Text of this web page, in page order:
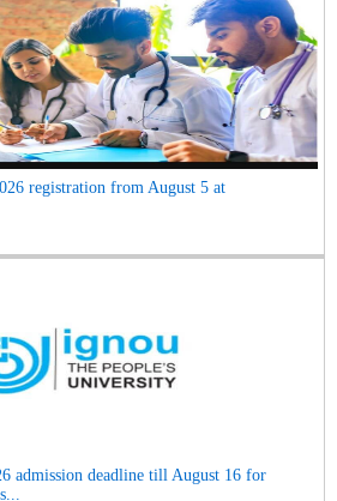
registration from August 5 at
admission deadline till August 16 for